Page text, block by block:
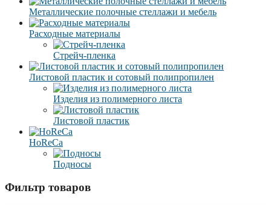
Металлические полочные стеллажи и мебель
Расходные материалы
Стрейч-пленка
Листовой пластик и сотовый полипропилен
Изделия из полимерного листа
Листовой пластик
HoReCa
Подносы
Фильтр товаров